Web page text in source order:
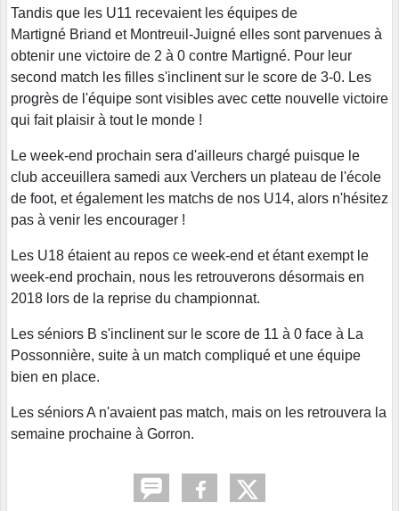
Tandis que les U11 recevaient les équipes de
Martigné Briand et Montreuil-Juigné elles sont parvenues à
obtenir une victoire de 2 à 0 contre Martigné. Pour leur
second match les filles s'inclinent sur le score de 3-0. Les
progrès de l'équipe sont visibles avec cette nouvelle victoire
qui fait plaisir à tout le monde !
Le week-end prochain sera d'ailleurs chargé puisque le
club acceuillera samedi aux Verchers un plateau de l'école
de foot, et également les matchs de nos U14, alors n'hésitez
pas à venir les encourager !
Les U18 étaient au repos ce week-end et étant exempt le
week-end prochain, nous les retrouverons désormais en
2018 lors de la reprise du championnat.
Les séniors B s'inclinent sur le score de 11 à 0 face à La
Possonnière, suite à un match compliqué et une équipe
bien en place.
Les séniors A n'avaient pas match, mais on les retrouvera la
semaine prochaine à Gorron.